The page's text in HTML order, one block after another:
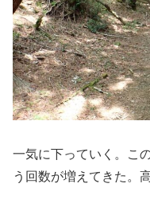
一気に下っていく。こ
う回数が増えてきた。